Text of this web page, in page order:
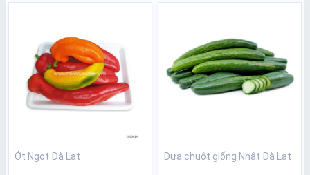
Ớt Ngọt Đà Lạt Dưa chuột giống Nhật Đà Lạt